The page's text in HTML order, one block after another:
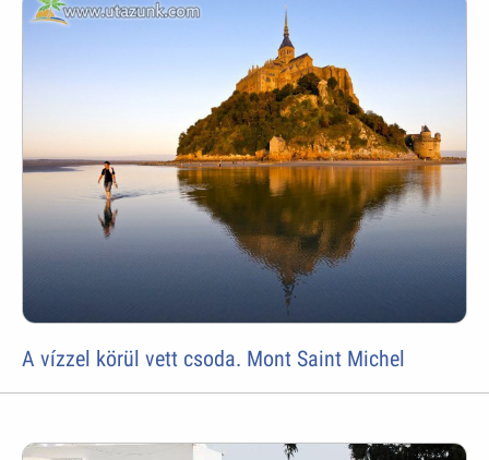
A vízzel körül vett csoda. Mont Saint Michel